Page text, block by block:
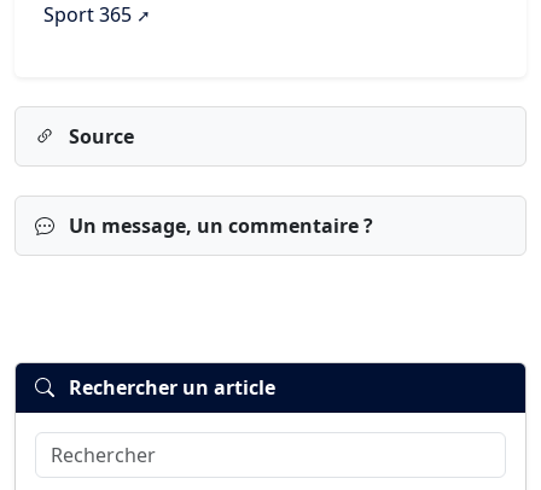
Sport 365
Source
Un message, un commentaire ?
Connexion
Rechercher un article
Rechercher